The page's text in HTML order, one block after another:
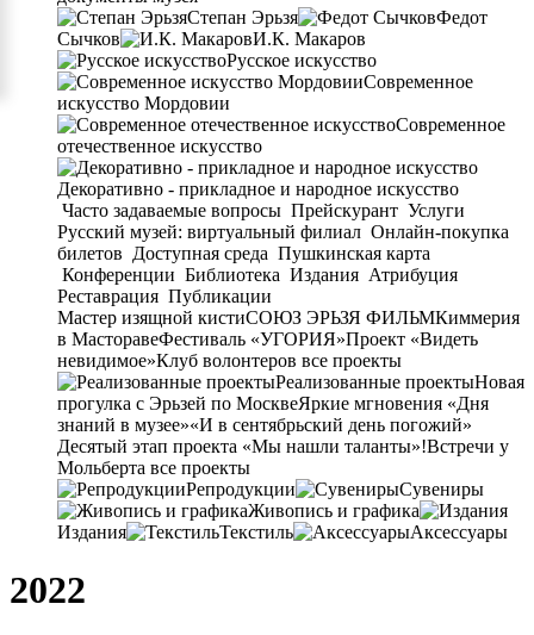
Степан Эрьзя
Федот
Сычков
И.К. Макаров
Русское искусство
Современное
искусство Мордовии
Современное
отечественное искусство
Декоративно - прикладное и народное искусство
Часто задаваемые вопросы Прейскурант Услуги
Русский музей: виртуальный филиал Онлайн-покупка
билетов Доступная среда Пушкинская карта
Конференции Библиотека Издания Атрибуция
Реставрация Публикации
Мастер изящной кистиСОЮЗ ЭРЬЗЯ ФИЛЬМКиммерия
в МасторавеФестиваль «УГОРИЯ»Проект «Видеть
невидимое»Клуб волонтеров все проекты
Реализованные проектыНовая
прогулка с Эрьзей по МосквеЯркие мгновения «Дня
знаний в музее»«И в сентябрьский день погожий»
Десятый этап проекта «Мы нашли таланты»!Встречи у
Мольберта все проекты
Репродукции
Сувениры
Живопись и графика
Издания
Текстиль Аксессуары
2022